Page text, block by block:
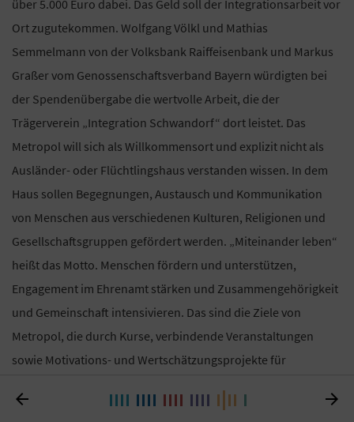
über 5.000 Euro dabei. Das Geld soll der Integrationsarbeit vor
Ort zugutekommen. Wolfgang Völkl und Mathias
Semmelmann von der Volksbank Raiffeisenbank und Markus
Graßer vom Genossenschaftsverband Bayern würdigten bei
der Spendenübergabe die wertvolle Arbeit, die der
Trägerverein „Integration Schwandorf“ dort leistet. Das
Metropol will sich als Willkommensort und explizit nicht als
Ausländer- oder Flüchtlingshaus verstanden wissen. In dem
Haus sollen Begegnungen, Austausch und Kommunikation
von Menschen aus verschiedenen Kulturen, Religionen und
Gesellschaftsgruppen gefördert werden. „Miteinander leben“
heißt das Motto. Menschen fördern und unterstützen,
Engagement im Ehrenamt stärken und Zusammengehörigkeit
und Gemeinschaft intensivieren. Das sind die Ziele von
Metropol, die durch Kurse, verbindende Veranstaltungen
sowie Motivations- und Wertschätzungsprojekte für
unter
www.metropol-schwandorf.de .
 